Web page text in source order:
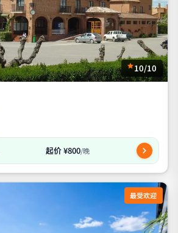
10/10
起价 ¥800/晚
最受欢迎